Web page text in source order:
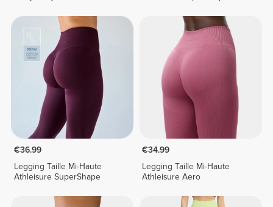
€36.99
Legging Taille Mi-Haute
Athleisure SuperShape
€34.99
Legging Taille Mi-Haute
Athleisure Aero